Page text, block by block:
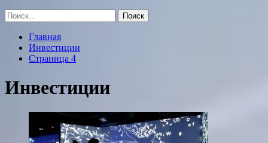
Найти:
Главная
Инвестиции
Страница 4
Инвестиции